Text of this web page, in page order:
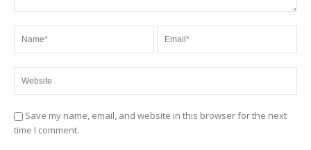
Save my name, email, and website in this browser for the next
time I comment.